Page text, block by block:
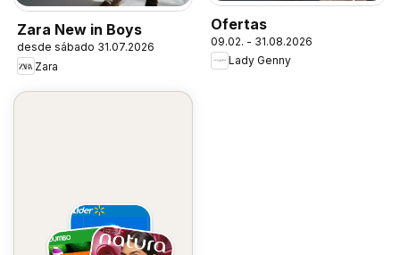
Zara New in Boys
desde sábado 31.07.2026
Zara
Ofertas
09.02. - 31.08.2026
Lady Genny